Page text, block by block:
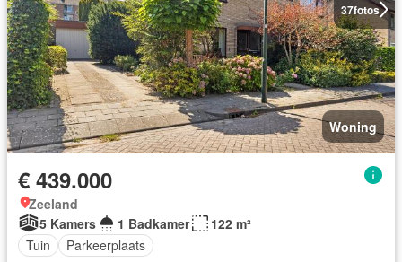
37fotos
Woning
€ 439.000
Zeeland
5 Kamers
1 Badkamer
122 m²
Tuin
Parkeerplaats